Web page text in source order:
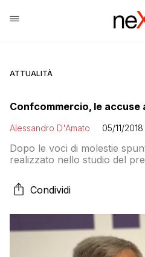
ATTUALITÀ
Confcommercio, le accuse
Alessandro D'Amato 05/11/2018
Dopo le voci di molestie
realizzato nello studio del
Condividi